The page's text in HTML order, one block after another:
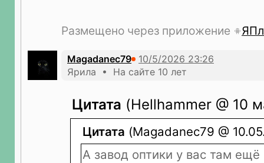
Размещено через приложение
Magadanec79
Ярила • На сайте 10 лет
Цитата (Hellhammer @ 10
Цитата (Magadanec79 @
А завод оптики у вас там ещё